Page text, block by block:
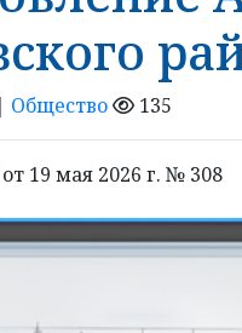
Общество 135
19 мая 2026 г. № 308